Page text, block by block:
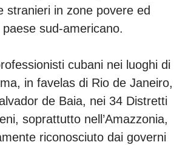
stranieri in zone povere ed
sud-americano.
cubani nei luoghi di
in favelas di Rio de Janeiro,
de Baia, nei 34 Distretti
soprattutto nell’Amazzonia,
riconosciuto dai governi